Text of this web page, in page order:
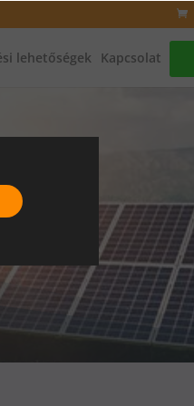
lehetőségek Kapcsolat